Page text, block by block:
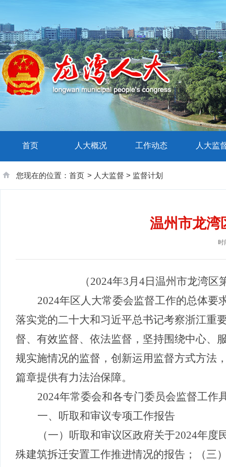
首页 人大概况 工作动态 人大监
您现在的位置： 首页 > 人大监督 > 监督计划
温州市龙湾
时
（2024年3月 4日 温州市龙湾区
2024年区人大常委会监督工作的总体
落实党的二十大和习近平总书记考察浙江重
督、有效监督、依法监督，坚持围绕中心、
规实施情况的监督，创新运用监督方式方法
篇章提供有力法治保障。
2024年常委会和各专门委员会监督工作
一、听取和审议专项工作报告
（一） 听取和审议区政府关于2024年度
殊建筑拆迁安置工作推进情况的报告；（三